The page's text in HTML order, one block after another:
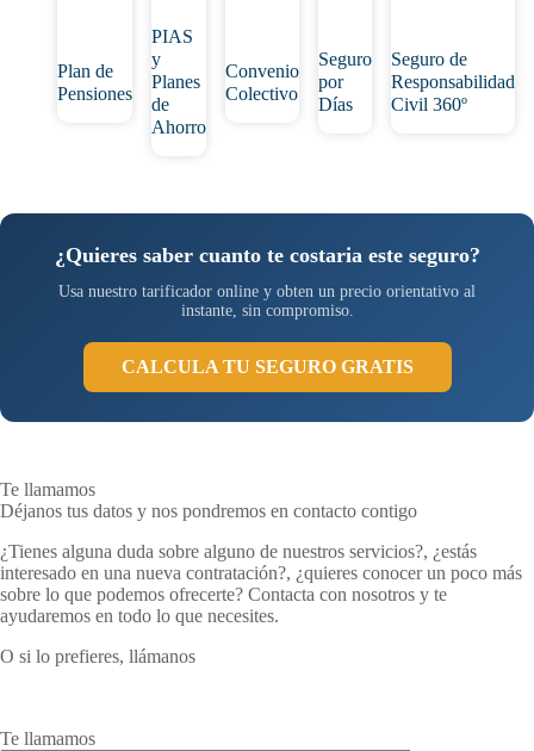
Plan de
Pensiones
PIAS
y
Planes
de
Ahorro
Convenio
Colectivo
Seguro
por
Días
Seguro de
Responsabilidad
Civil 360º
¿Quieres saber cuanto te costaria este seguro?
Usa nuestro tarificador online y obten un precio orientativo al
instante, sin compromiso.
CALCULA TU SEGURO GRATIS
Te llamamos
Déjanos tus datos y nos pondremos en contacto contigo
¿Tienes alguna duda sobre alguno de nuestros servicios?, ¿estás
interesado en una nueva contratación?, ¿quieres conocer un poco más
sobre lo que podemos ofrecerte? Contacta con nosotros y te
ayudaremos en todo lo que necesites.
O si lo prefieres, llámanos
Te llamamos